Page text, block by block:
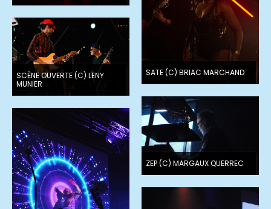
SATE (C) BRIAC MARCHAND
SCÈNE OUVERTE (C) LENY
MUNIER
ZEP (C) MARGAUX QUERREC